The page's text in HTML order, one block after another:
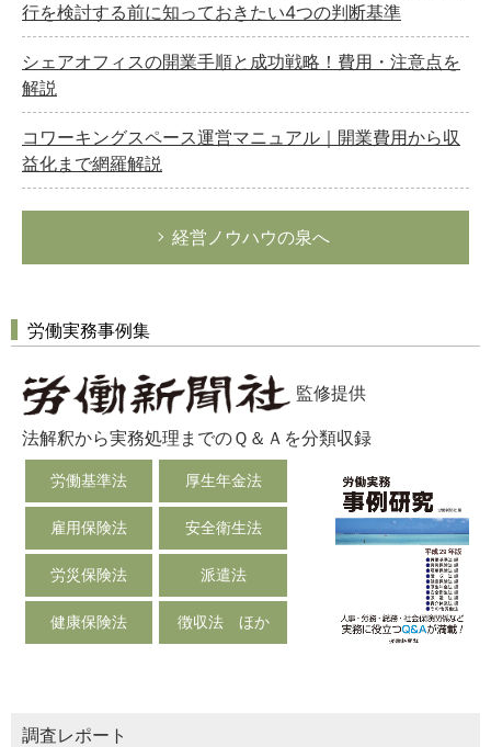
行を検討する前に知っておきたい4つの判断基準
シェアオフィスの開業手順と成功戦略！費用・注意点を
解説
コワーキングスペース運営マニュアル｜開業費用から収
益化まで網羅解説
経営ノウハウの泉へ
労働実務事例集
監修提供
法解釈から実務処理までのＱ＆Ａを分類収録
労働基準法 厚生年金法
雇用保険法 安全衛生法
労災保険法 派遣法
健康保険法 徴収法 ほか
調査レポート